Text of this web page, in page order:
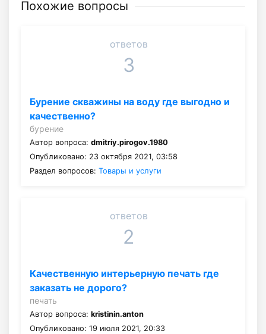
Похожие вопросы
ответов
3
Бурение скважины на воду где выгодно и
качественно?
бурение
Автор вопроса: dmitriy.pirogov.1980
Опубликовано: 23 октября 2021, 03:58
Раздел вопросов: Товары и услуги
ответов
2
Качественную интерьерную печать где
заказать не дорого?
печать
Автор вопроса: kristinin.anton
Опубликовано: 19 июля 2021, 20:33